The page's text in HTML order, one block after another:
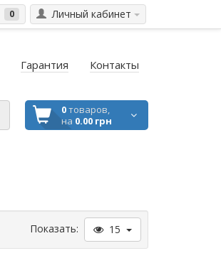
Личный кабинет
0
Гарантия Контакты
0товаров,
на 0.00 грн
Показать: 15